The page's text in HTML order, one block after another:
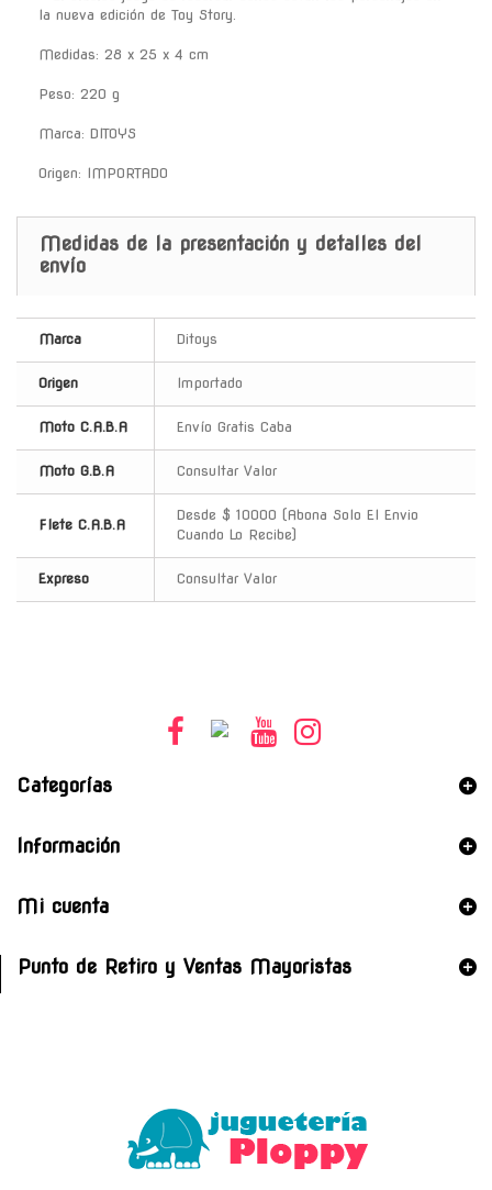
la nueva edición de Toy Story.
Medidas: 28 x 25 x 4 cm
Peso: 220 g
Marca: DITOYS
Origen: IMPORTADO
Medidas de la presentación y detalles del
envío
Marca Ditoys
Origen Importado
Moto C.A.B.A Envío Gratis Caba
Moto G.B.A Consultar Valor
Flete C.A.B.A
Desde $ 10000 (Abona Solo El Envio
Cuando Lo Recibe)
Expreso Consultar Valor
Categorías
Información
Mi cuenta
Punto de Retiro y Ventas Mayoristas